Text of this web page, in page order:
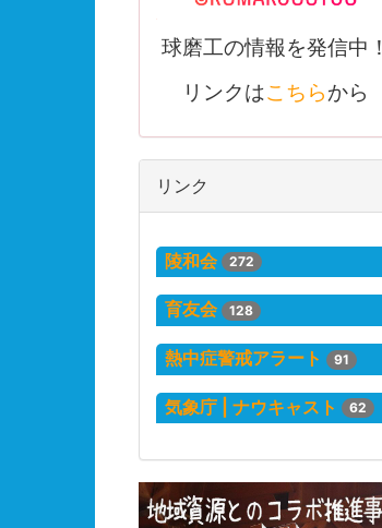
球磨工の情報を発信中！
リンクはこちらから
リンク
陵和会 272
育友会 128
熱中症警戒アラート 91
気象庁 | ナウキャスト 62